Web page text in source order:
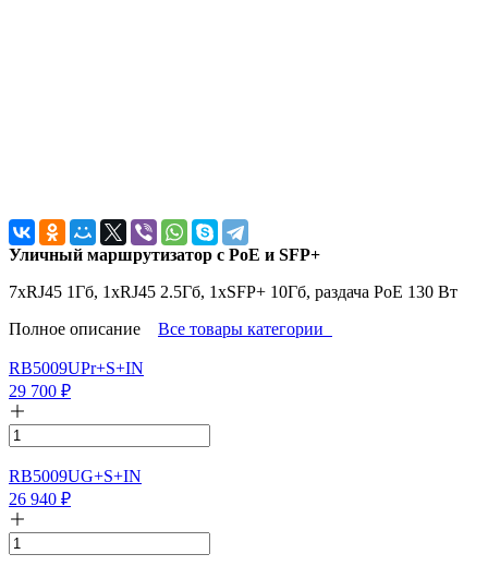
Уличный маршрутизатор с PoE и SFP+
7хRJ45 1Гб, 1xRJ45 2.5Гб, 1xSFP+ 10Гб, раздача PoE 130 Вт
Полное описание
Все товары категории
RB5009UPr+S+IN
29 700 ₽
RB5009UG+S+IN
26 940 ₽